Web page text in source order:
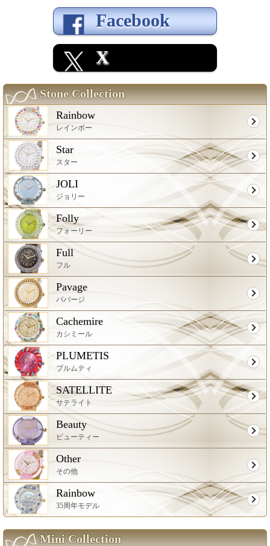
Facebook
X
Stone Collection
Rainbow
レインボー
Star
スター
JOLI
ジョリー
Folly
フォーリー
Full
フル
Pavage
パバージ
Cachemire
カシミール
PLUMETIS
プルムティ
SATELLITE
サテライト
Beauty
ビューティー
Other
その他
Rainbow
35周年モデル
Mini Collection